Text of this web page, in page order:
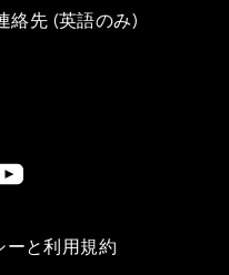
絡先 (英語のみ)
ーと利用規約